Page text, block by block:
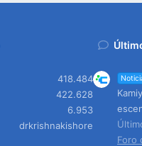
418.484
422.628
6.953
drkrishnakishore
Foro